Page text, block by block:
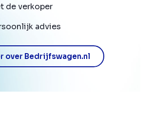
de verkoper
advies
over Bedrijfswagen.nl